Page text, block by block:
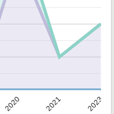
2020 2021 2023